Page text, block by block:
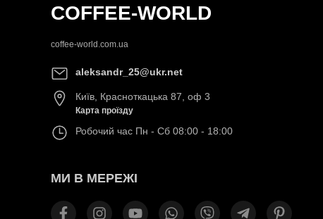
COFFEE-WORLD
coffee-world.com.ua
aleksandr_25@ukr.net
Київ Красноткацька 87, оф 3
Карта проїзду
Робочий час Пн - Сб 08:00 - 18:00
МИ В МЕРЕЖІ